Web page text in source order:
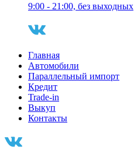
9:00 - 21:00, без выходных
Главная
Автомобили
Параллельный импорт
Кредит
Trade-in
Выкуп
Контакты